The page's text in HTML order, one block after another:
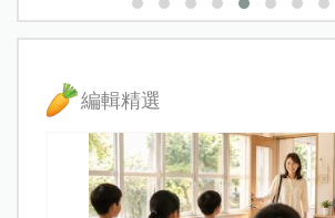
編輯精選